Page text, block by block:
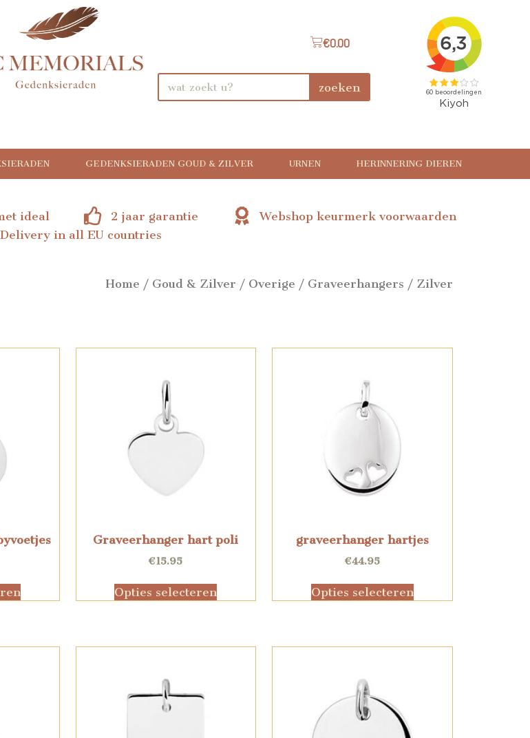
€0.00
zoeken
GEDENKSIERADEN GOUD & ZILVER URNEN HERINNERING DIEREN
ideal 2 jaar garantie
Webshop keurmerk voorwaarden
Delivery in all EU countries
Home / Goud & Zilver / Overige / Graveerhangers / Zilver
Graveerhanger hart poli
€15.95
Opties selecteren
graveerhanger hartjes
€44.95
Opties selecteren